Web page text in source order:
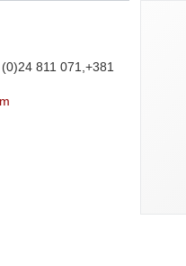
811 071,+381